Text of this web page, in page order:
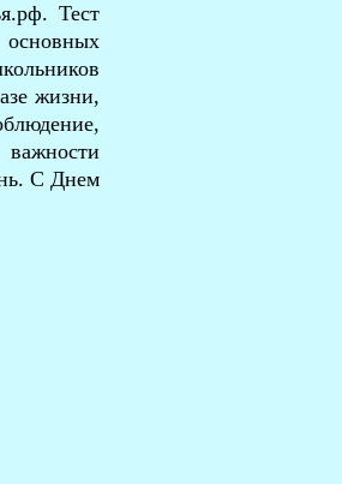
Тест
жизни,
С Днем